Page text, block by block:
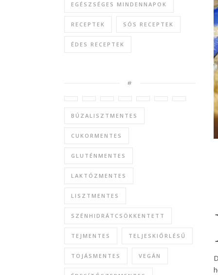
EGÉSZSÉGES MINDENNAPOK
RECEPTEK SÓS RECEPTEK
ÉDES RECEPTEK
#
BÚZALISZTMENTES
CUKORMENTES
GLUTÉNMENTES
LAKTÓZMENTES
LISZTMENTES
SZÉNHIDRÁTCSÖKKENTETT
TEJMENTES TELJESKIŐRLÉSŰ
TOJÁSMENTES VEGÁN